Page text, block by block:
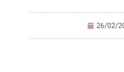
26/02/